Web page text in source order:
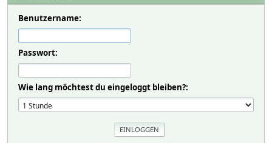
Benutzername:
Passwort:
Wie lang möchtest du eingeloggt bleiben?: